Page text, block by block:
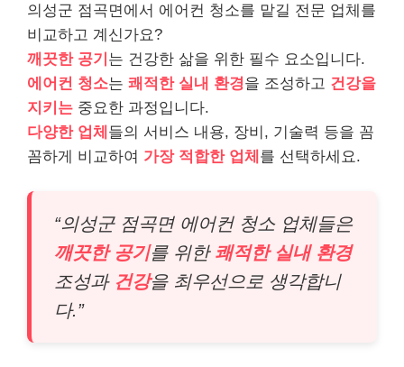
의성군 점곡면에서 에어컨 청소를 맡길 전문 업체를
비교하고 계신가요?
깨끗한 공기 는 건강한 삶을 위한 필수 요소입니다.
에어컨 청소는 쾌적한 실내 환경을 조성하고 건강을
지키는 중요한 과정입니다.
다양한 업체 들의 서비스 내용, 장비, 기술력 등을 꼼
꼼하게 비교하여 가장 적합한 업체 를 선택하세요.
“의성군 점곡면 에어컨 청소 업체들은
깨끗한 공기를 위한 쾌적한 실내 환경
조성과 건강을 최우선으로 생각합니
다.”